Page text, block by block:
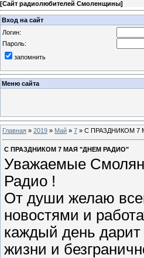
[Сайт радиолюбителей Смоленщины]
Вход на сайт
Логин:
Пароль:
запомнить
Меню сайта
Главная » 2019 » Май » 7 » С ПРАЗДНИКОМ 7
С ПРАЗДНИКОМ 7 МАЯ "ДНЕМ РАДИО"
Уважаемые
Радио !
От души желаю
новостями и
каждый день дарит
жизни и